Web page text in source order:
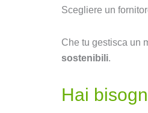
Scegliere un
Che tu gestisca un
sostenibili.
Hai